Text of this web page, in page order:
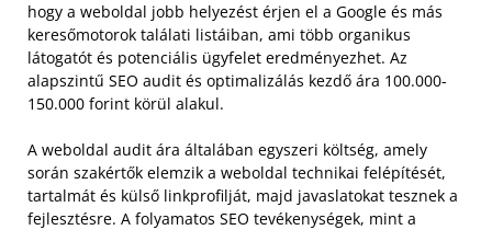
hogy a weboldal jobb helyezést érjen el a Google és más
keresőmotorok találati listáiban, ami több organikus
látogatót és potenciális ügyfelet eredményezhet. Az
alapszintű SEO audit és optimalizálás kezdő ára 100.000-
150.000 forint körül alakul.
A weboldal audit ára általában egyszeri költség, amely
során szakértők elemzik a weboldal technikai felépítését,
tartalmát és külső linkprofilját, majd javaslatokat tesznek a
fejlesztésre. A folyamatos SEO tevékenységek, mint a